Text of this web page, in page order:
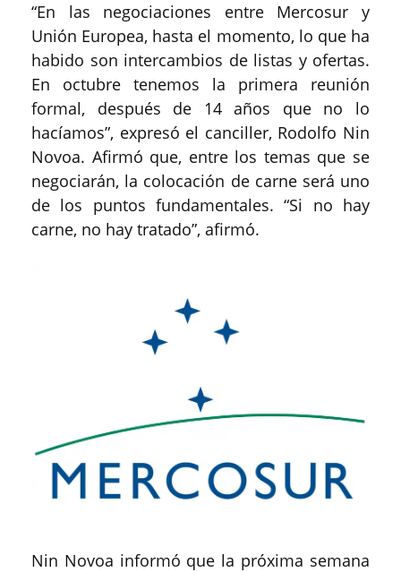
“En las negociaciones entre Mercosur y
Unión Europea, hasta el momento, lo que ha
habido son intercambios de listas y ofertas.
En octubre tenemos la primera reunión
formal, después de 14 años que no lo
hacíamos”, expresó el canciller, Rodolfo Nin
Novoa. Afirmó que, entre los temas que se
negociarán, la colocación de carne será uno
de los puntos fundamentales. “Si no hay
carne, no hay tratado”, afirmó.
Nin Novoa informó que la próxima semana